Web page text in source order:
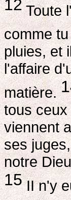
12Toute
comme
pluies, et
l'affaire
matière.
tous
viennent
ses
notre
15II n'y